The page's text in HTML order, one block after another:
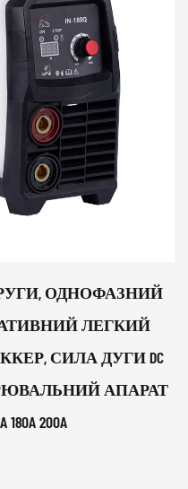
ОДНОФАЗНИЙ
ЛЕГКИЙ
СИЛА ДУГИ DC
АПАРАТ
180A 200A